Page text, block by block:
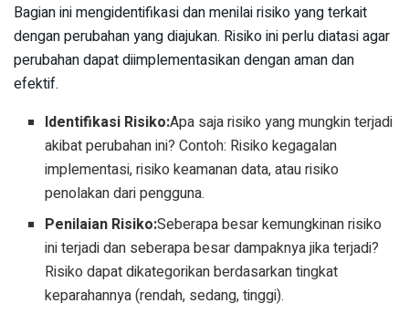
Bagian ini mengidentifikasi dan menilai risiko yang terkait
dengan perubahan yang diajukan. Risiko ini perlu diatasi agar
perubahan dapat diimplementasikan dengan aman dan
efektif.
Identifikasi Risiko:Apa saja risiko yang mungkin terjadi
akibat perubahan ini? Contoh: Risiko kegagalan
implementasi, risiko keamanan data, atau risiko
penolakan dari pengguna.
Penilaian Risiko:Seberapa besar kemungkinan risiko
ini terjadi dan seberapa besar dampaknya jika terjadi?
Risiko dapat dikategorikan berdasarkan tingkat
keparahannya (rendah, sedang, tinggi).